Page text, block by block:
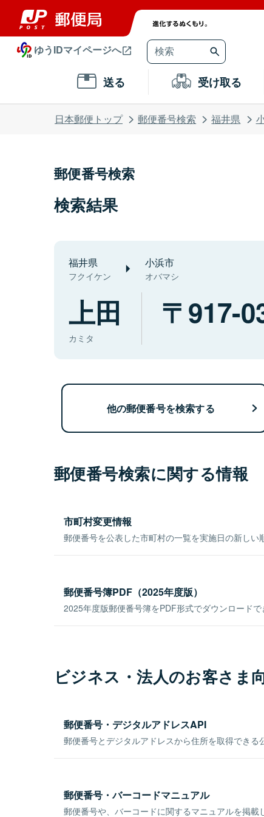
ゆうIDマイページへ
送る 受け取る
日本郵便トップ 郵便番号検索 福井県
郵便番号検索
検索結果
福井県
フクイケン
小浜市
オバマシ
上田
カミタ
917-
他の郵便番号を検索する
郵便番号検索に関する情報
市町村変更情報
郵便番号を公表した市町村の一覧を実施日の新しい
郵便番号簿PDF（2025年度版）
2025年度版郵便番号簿をPDF形式でダウンロードで
ビジネス・法人のお客さま
郵便番号・デジタルアドレスAPI
郵便番号とデジタルアドレスから住所を取得できる
郵便番号・バーコードマニュアル
郵便番号や、バーコードに関するマニュアルを掲載